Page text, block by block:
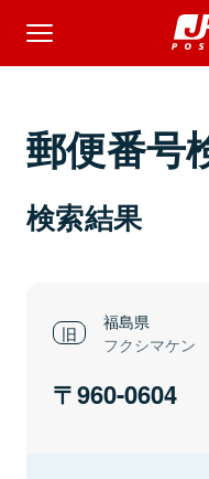
郵便番号
検索結果
福島県
フクシマケン
960-0604